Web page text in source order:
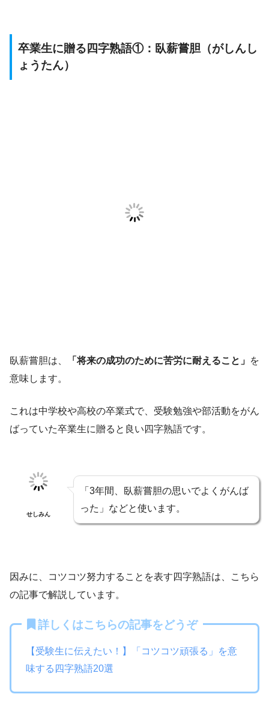
卒業生に贈る四字熟語①：臥薪嘗胆（がしんし
ょうたん）
臥薪嘗胆は、 「将来の成功のために苦労に耐えること」 を
意味します。
これは中学校や高校の卒業式で、受験勉強や部活動をがん
ばっていた卒業生に贈ると良い四字熟語です。
せしみん
「3年間、臥薪嘗胆の思いでよくがんば
った」などと使います。
因みに、コツコツ努力することを表す四字熟語は、こちら
の記事で解説しています。
詳しくはこちらの記事をどうぞ
【受験生に伝えたい！】「コツコツ頑張る」を意
味する四字熟語20選